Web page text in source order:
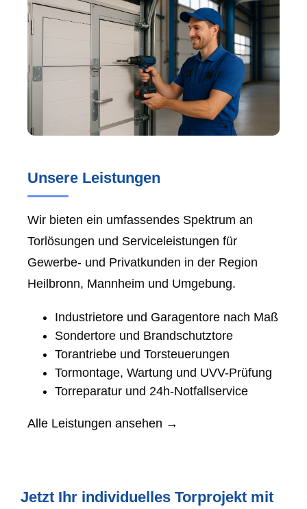
Unsere Leistungen
Wir bieten ein umfassendes Spektrum an
Torlösungen und Serviceleistungen für
Gewerbe- und Privatkunden in der Region
Heilbronn, Mannheim und Umgebung.
Industrietore und Garagentore nach Maß
Sondertore und Brandschutztore
Torantriebe und Torsteuerungen
Tormontage, Wartung und UVV-Prüfung
Torreparatur und 24h-Notfallservice
Alle Leistungen ansehen →
Jetzt Ihr individuelles Torprojekt mit